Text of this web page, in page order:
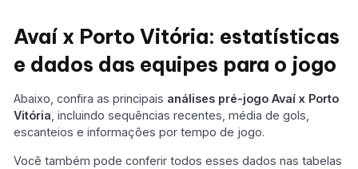
Avaí x Porto Vitória: estatísticas
e dados das equipes para o jogo
Abaixo, confira as principais análises pré-jogo Avaí x Porto
Vitória , incluindo sequências recentes, média de gols,
escanteios e informações por tempo de jogo.
Você também pode conferir todos esses dados nas tabelas